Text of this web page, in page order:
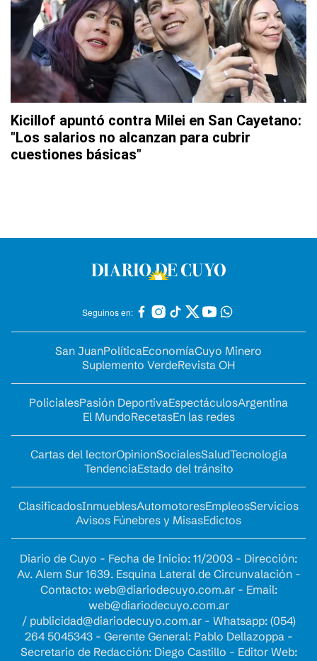
Kicillof apuntó contra Milei en San Cayetano:
"Los salarios no alcanzan para cubrir
cuestiones básicas"
Seguinos en:
San JuanPolíticaEconomíaCuyo Minero
Suplemento VerdeRevista OH
PolicialesPasión DeportivaEspectáculosArgentina
El MundoRecetasEn las redes
Cartas del lectorOpinionSocialesSaludTecnología
TendenciaEstado del tránsito
ClasificadosInmueblesAutomotoresEmpleosServicios
Avisos Fúnebres y MisasEdictos
Diario de Cuyo - Fecha de Inicio: 11/2003 - Dirección:
Av. Alem Sur 1639. Esquina Lateral de Circunvalación -
Contacto: web@diariodecuyo.com.ar- Email:
web@diariodecuyo.com.ar
/ publicidad@diariodecuyo.com.ar- Whatsapp: (054)
264 5045343 - Gerente General: Pablo Dellazoppa -
Secretario de Redacción: Diego Castillo - Editor Web: